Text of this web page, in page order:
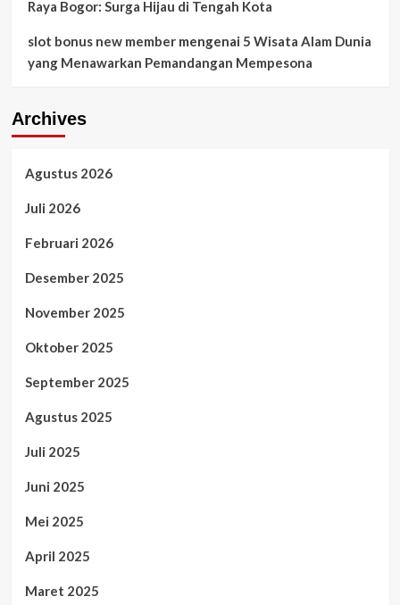
Raya Bogor: Surga Hijau di Tengah Kota
slot bonus new membermengenai 5 Wisata Alam Dunia
yang Menawarkan Pemandangan Mempesona
Archives
Agustus 2026
Juli 2026
Februari 2026
Desember 2025
November 2025
Oktober 2025
September 2025
Agustus 2025
Juli 2025
Juni 2025
Mei 2025
April 2025
Maret 2025